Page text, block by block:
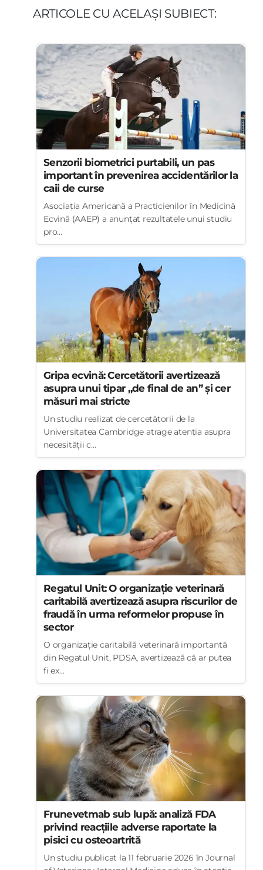
ARTICOLE CU ACELAȘI SUBIECT:
Senzorii biometrici purtabili, un pas
important în prevenirea accidentărilor la
caii de curse
Asociația Americană a Practicienilor în Medicină
Ecvină (AAEP) a anunțat rezultatele unui studiu
pro...
Gripa ecvină: Cercetătorii avertizează
asupra unui tipar „de final de an” și cer
măsuri mai stricte
Un studiu realizat de cercetătorii de la
Universitatea Cambridge atrage atenția asupra
necesității c...
Regatul Unit: O organizație veterinară
caritabilă avertizează asupra riscurilor de
fraudă în urma reformelor propuse în
sector
O organizație caritabilă veterinară importantă
din Regatul Unit, PDSA, avertizează că ar putea
fi ex...
Frunevetmab sub lupă: analiză FDA
privind reacțiile adverse raportate la
pisici cu osteoartrită
Un studiu publicat la 11 februarie 2026 în Journal